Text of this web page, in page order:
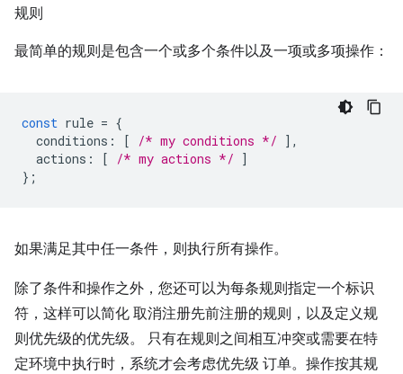
规则
最简单的规则是包含一个或多个条件以及一项或多项操作：
const rule = {
conditions : [ /* my conditions */ ],
actions : [ /* my actions */ ]
};
如果满足其中任一条件，则执行所有操作。
除了条件和操作之外，您还可以为每条规则指定一个标识
符，这样可以简化 取消注册先前注册的规则，以及定义规
则优先级的优先级。 只有在规则之间相互冲突或需要在特
定环境中执行时，系统才会考虑优先级 订单。操作按其规